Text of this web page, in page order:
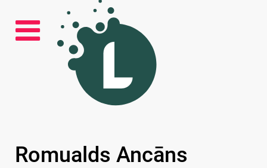
Romualds Ancāns